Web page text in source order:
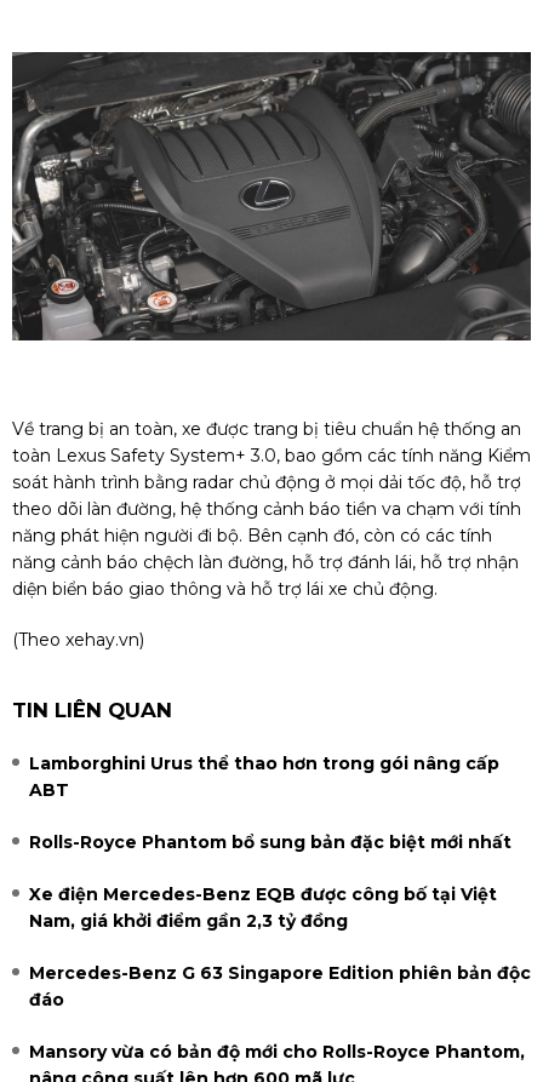
Về trang bị an toàn, xe được trang bị tiêu chuẩn hệ thống an
toàn Lexus Safety System+ 3.0, bao gồm các tính năng Kiểm
soát hành trình bằng radar chủ động ở mọi dải tốc độ, hỗ trợ
theo dõi làn đường, hệ thống cảnh báo tiền va chạm với tính
năng phát hiện người đi bộ. Bên cạnh đó, còn có các tính
năng cảnh báo chệch làn đường, hỗ trợ đánh lái, hỗ trợ nhận
diện biển báo giao thông và hỗ trợ lái xe chủ động.
(Theo xehay.vn)
TIN LIÊN QUAN
Lamborghini Urus thể thao hơn trong gói nâng cấp
ABT
Rolls-Royce Phantom bổ sung bản đặc biệt mới nhất
Xe điện Mercedes-Benz EQB được công bố tại Việt
Nam, giá khởi điểm gần 2,3 tỷ đồng
Mercedes-Benz G 63 Singapore Edition phiên bản độc
đáo
Mansory vừa có bản độ mới cho Rolls-Royce Phantom,